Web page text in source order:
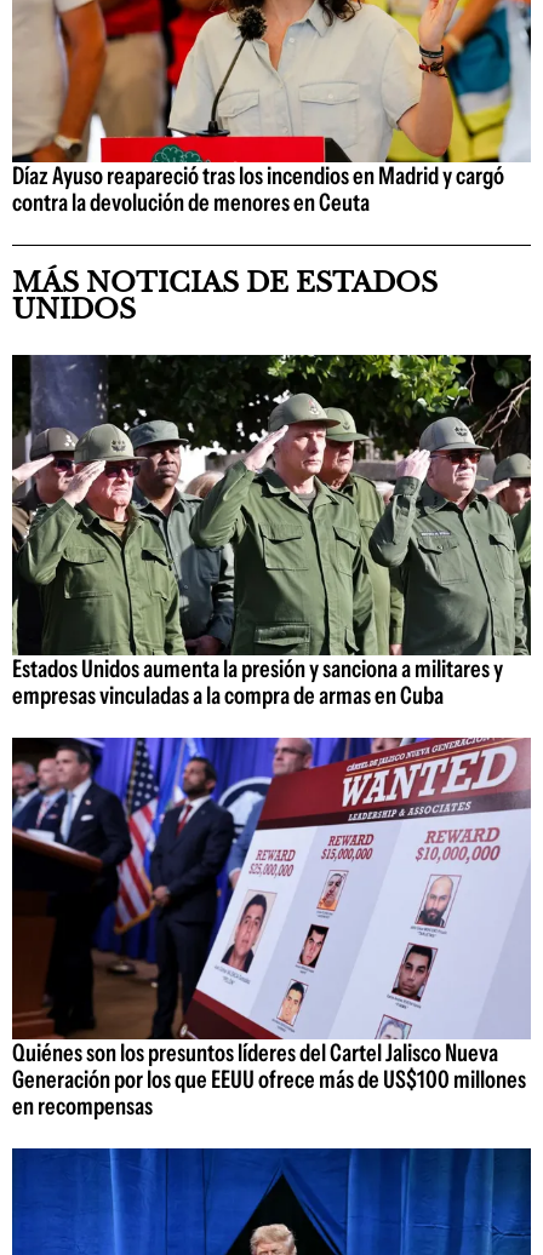
Díaz Ayuso reapareció tras los incendios en Madrid y cargó
contra la devolución de menores en Ceuta
MÁS NOTICIAS DE ESTADOS
UNIDOS
Estados Unidos aumenta la presión y sanciona a militares y
empresas vinculadas a la compra de armas en Cuba
Quiénes son los presuntos líderes del Cartel Jalisco Nueva
Generación por los que EEUU ofrece más de US$100 millones
en recompensas